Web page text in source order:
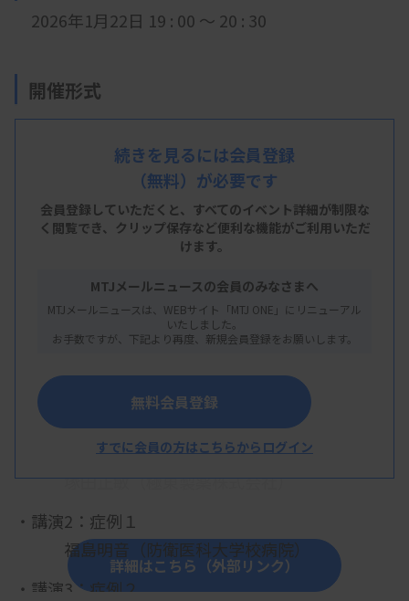
2026年1月22日 19 : 00 ～ 20 : 30
開催形式
LIVE配信
主 催
埼玉県臨床 検査技師会
概 要
・講演1：レジオネラ症とリボテストレジオネラの
塚田正敏（極東製薬株式会社）
・講演2：症例１
福島明音（防衛医科大学校病院）
・講演3：症例２
詳細はこちら（外部リンク）
続きを見るには会員登録
（無料）が必要です
会員登録していただくと、すべてのイベント詳細が制限な
く閲覧でき、 クリップ保存など便利な機能がご利用いただ
けます。
MTJメールニュースの会員のみなさまへ
MTJメールニュースは、WEBサイト「MTJ ONE」にリニューアル
いたしました。
お手数ですが、下記より再度、新規会員登録をお願いします。
無料会員登録
すでに会員の方はこちらからログイン